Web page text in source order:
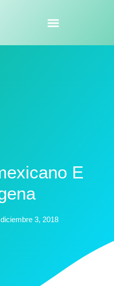
E
diciembre 3, 2018